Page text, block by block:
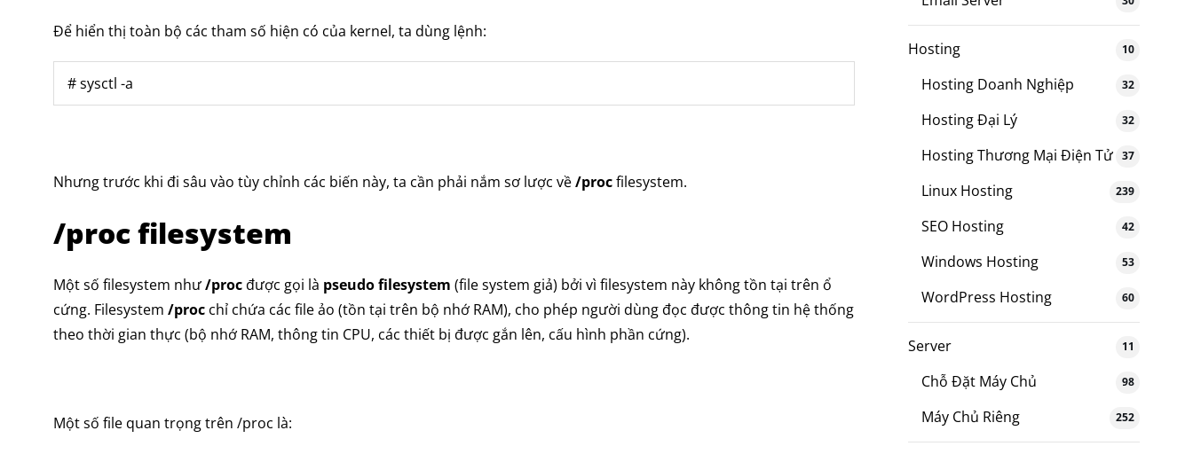
Để hiển thị toàn bộ các tham số hiện có của kernel, ta dùng lệnh:
# sysctl -a
Nhưng trước khi đi sâu vào tùy chỉnh các biến này, ta cần phải nắm sơ lược về/procfilesystem.
/proc filesystem
Một số filesystem như/procđược gọi là pseudo filesystem (file system giả) bởi vì filesystem này không tồn tại trên ổ
cứng. Filesystem /proc chỉ chứa các file ảo (tồn tại trên bộ nhớ RAM), cho phép người dùng đọc được thông tin hệ thống
theo thời gian thực (bộ nhớ RAM, thông tin CPU, các thiết bị được gắn lên, cấu hình phần cứng).
Một số file quan trọng trên /proc là:
Hosting 10
Hosting Doanh Nghiệp 32
Hosting Đại Lý 32
Hosting Thương Mại Điện Tử 37
Linux Hosting 239
SEO Hosting 42
Windows Hosting 53
WordPress Hosting 60
Server 11
Chỗ Đặt Máy Chủ 98
Máy Chủ Riêng 252